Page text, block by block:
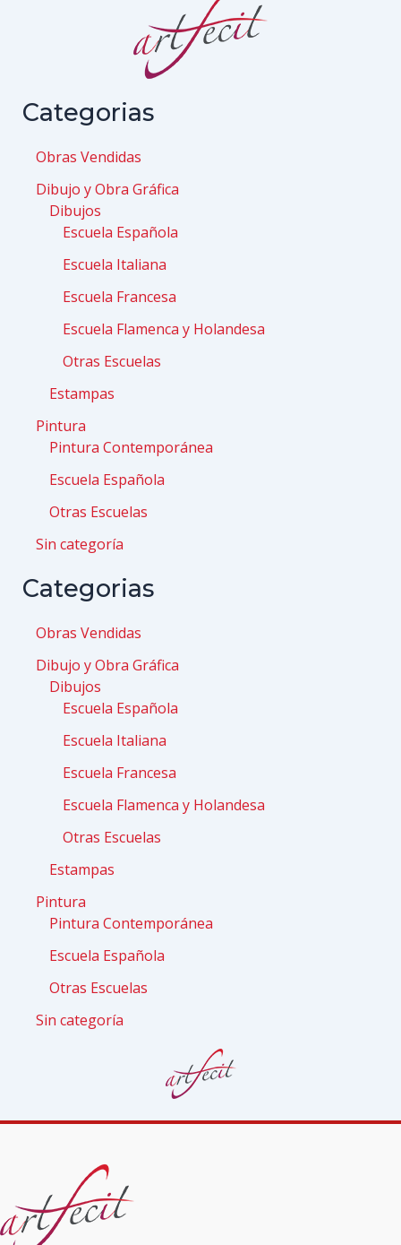
Categorias
Obras Vendidas
Dibujo y Obra Gráfica
Dibujos
Escuela Española
Escuela Italiana
Escuela Francesa
Escuela Flamenca y Holandesa
Otras Escuelas
Estampas
Pintura
Pintura Contemporánea
Escuela Española
Otras Escuelas
Sin categoría
Categorias
Obras Vendidas
Dibujo y Obra Gráfica
Dibujos
Escuela Española
Escuela Italiana
Escuela Francesa
Escuela Flamenca y Holandesa
Otras Escuelas
Estampas
Pintura
Pintura Contemporánea
Escuela Española
Otras Escuelas
Sin categoría